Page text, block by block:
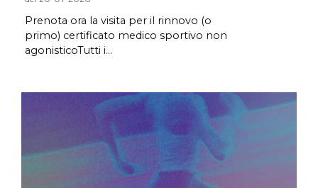
Prenota ora la visita per il rinnovo (o
primo) certificato medico sportivo non
agonisticoTutti i...